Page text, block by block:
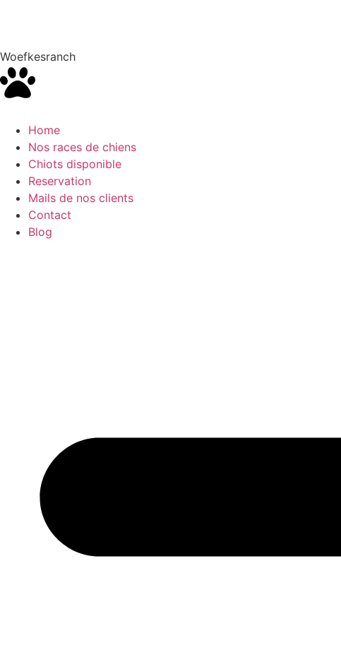
Woefkesranch
Home
Nos races de chiens
Chiots disponible
Reservation
Mails de nos clients
Contact
Blog